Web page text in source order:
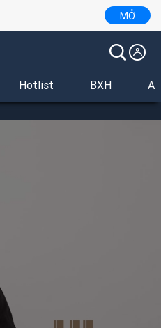
MỞ
Hotlist BXH